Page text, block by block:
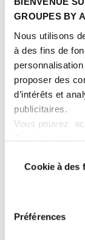
GROUPES BY
Nous utilisons
à des fins de
proposer des
d’intérêts et
publicitaires.
Vous pouvez
Tout accepter
» pour gérer
Cookie à des
Préférences
1 free